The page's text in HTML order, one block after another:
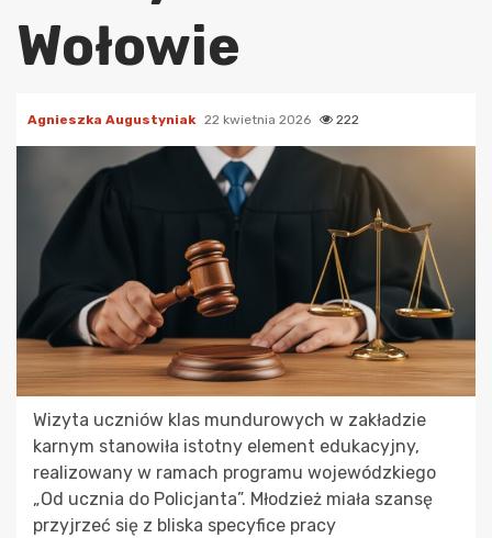
Wołowie
Agnieszka Augustyniak 22 kwietnia 2026 222
Wizyta uczniów klas mundurowych w zakładzie
karnym stanowiła istotny element edukacyjny,
realizowany w ramach programu wojewódzkiego
„Od ucznia do Policjanta”. Młodzież miała szansę
przyjrzeć się z bliska specyfice pracy